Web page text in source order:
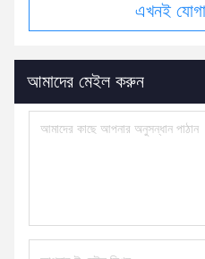
এখনই
আমাদের মেইল করুন